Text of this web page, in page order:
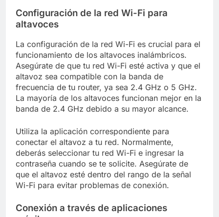
Configuración de la red Wi-Fi para
altavoces
La configuración de la red Wi-Fi es crucial para el
funcionamiento de los altavoces inalámbricos.
Asegúrate de que tu red Wi-Fi esté activa y que el
altavoz sea compatible con la banda de
frecuencia de tu router, ya sea 2.4 GHz o 5 GHz.
La mayoría de los altavoces funcionan mejor en la
banda de 2.4 GHz debido a su mayor alcance.
Utiliza la aplicación correspondiente para
conectar el altavoz a tu red. Normalmente,
deberás seleccionar tu red Wi-Fi e ingresar la
contraseña cuando se te solicite. Asegúrate de
que el altavoz esté dentro del rango de la señal
Wi-Fi para evitar problemas de conexión.
Conexión a través de aplicaciones